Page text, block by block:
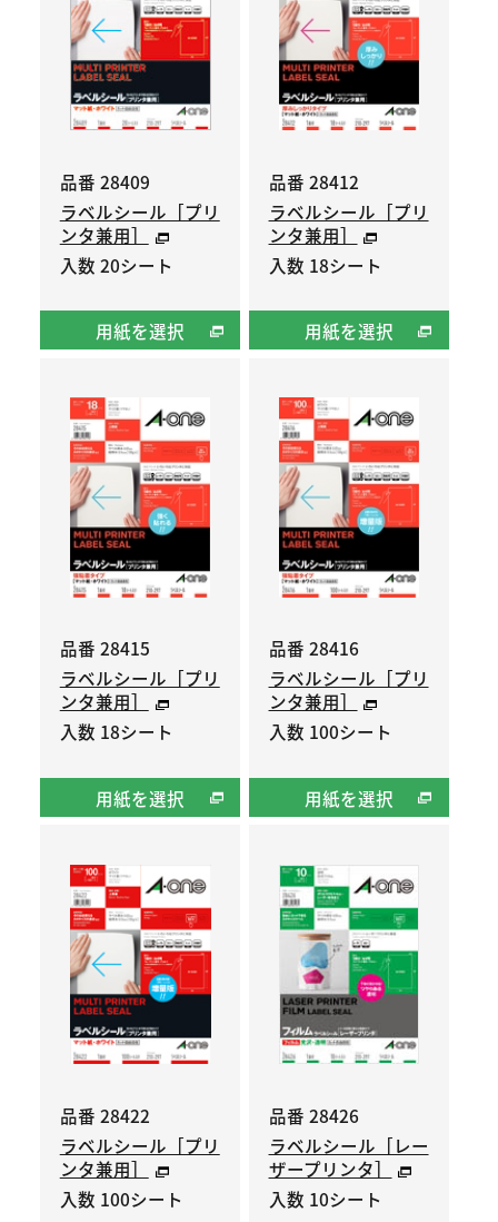
品番 28409
ラベルシール［プリ
ンタ兼用］
入数 20シート
用紙を選択
品番 28412
ラベルシール［プリ
ンタ兼用］
入数 18シート
用紙を選択
品番 28415
ラベルシール［プリ
ンタ兼用］
入数 18シート
用紙を選択
品番 28416
ラベルシール［プリ
ンタ兼用］
入数 100シート
用紙を選択
品番 28422
ラベルシール［プリ
ンタ兼用］
入数 100シート
品番 28426
ラベルシール［レー
ザープリンタ］
入数 10シート